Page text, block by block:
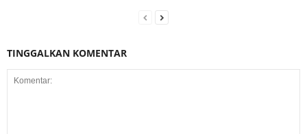
TINGGALKAN KOMENTAR